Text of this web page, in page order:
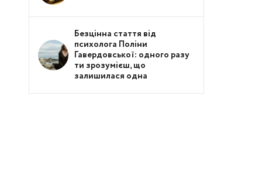
Безцінна стаття від
психолога Поліни
Гавердовської: одного разу
ти зрозумієш, що
залишилася одна